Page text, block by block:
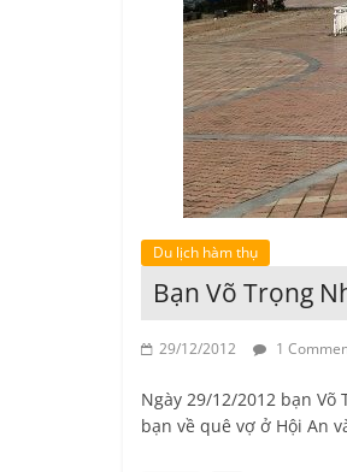
Du lịch hàm thụ
Bạn Võ Trọng
29/12/2012 1
Ngày 29/12/2012 bạn
bạn về quê vợ ở Hội An